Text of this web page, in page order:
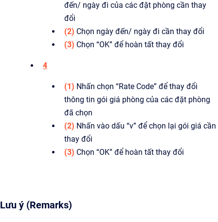
đến/ ngày đi của các đặt phòng cần thay
đổi
(2) Chọn ngày đến/ ngày đi cần thay đổi
(3) Chọn “OK” để hoàn tất thay đổi
4
(1) Nhấn chọn “Rate Code” để thay đổi
thông tin gói giá phòng của các đặt phòng
đã chọn
(2) Nhấn vào dấu “v” để chọn lại gói giá cần
thay đổi
(3) Chọn “OK” để hoàn tất thay đổi
Lưu ý (Remarks)